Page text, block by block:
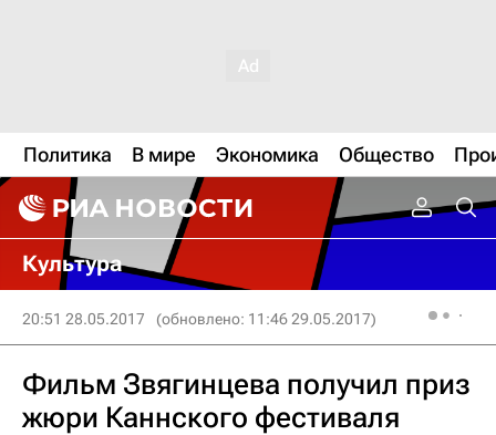
Политика В мире Экономика Общество
Культура
20:51 28.05.2017 (обновлено: 11:46 29.05.2017)
Фильм Звягинцева получил приз
жюри Каннского фестиваля